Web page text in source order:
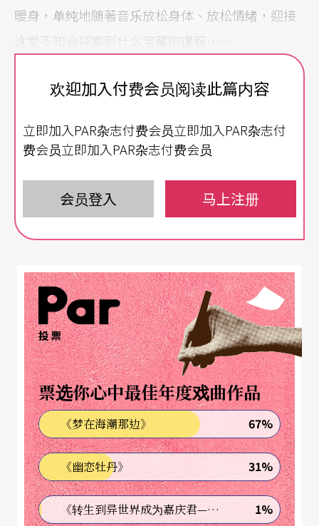
暖身，单纯地随著音乐放松身体、放松情绪，迎接
这堂不知会探索到什么宝藏的课程……
学员有的是上班族，有的是家庭主妇，还有学生、
跳，释放性地跳，想像力的舞，潜意识之舞，跳舞
的形式与美丑不是重点，而是，在舞蹈中，在身体
的自发性律动中，进入「静心」（Meditation）。
在新时代的观念里，静心，让心安静，传达的是一
脑是不必要的。典型的静坐、冥想、沈思是到达静
心的途径之一，舞蹈亦是重要管道。「舞蹈静心」
透过肢体所引发的自发性舞蹈而进入静心境界，是
一种向内探索的过程，其诉求不在于外在的形式，
而在如何与内在连结。舞蹈静心最早由印度大师奥
修所提倡，他设计的动态静心从身体入手，让能量
在跳舞过程中释放、转化、洗涤，由身体进入内在
的觉知，达至清澈澄然的身心境地。
心灵舞蹈透过自发动作找到澄静
欢迎加入付费会员阅读此篇内容
立即加入PAR杂志付费会员立即加入PAR杂志付
费会员立即加入PAR杂志付费会员
会员登入 马上注册
投票
票选你心中最佳年度戏曲作品
《梦在海潮那边》 67%
《幽恋牡丹》 31%
《转生到异世界成为嘉庆君—发现我的祖先是诈骗集团!?》 1%